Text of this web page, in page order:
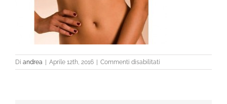
Di andrea Aprile 12th, 2016 Commenti disabilitati
3954